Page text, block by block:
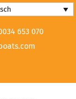
653 070